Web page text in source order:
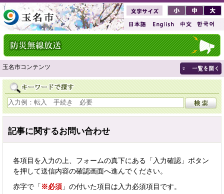
玉名市コンテンツ
記事に関するお問い合わせ
各項目を入力の上、フォームの真下にある「入力確認」ボタン
を押して送信内容の確認画面へ進んでください。
赤字で「 ※必須 」の付いた項目は入力必須項目です。